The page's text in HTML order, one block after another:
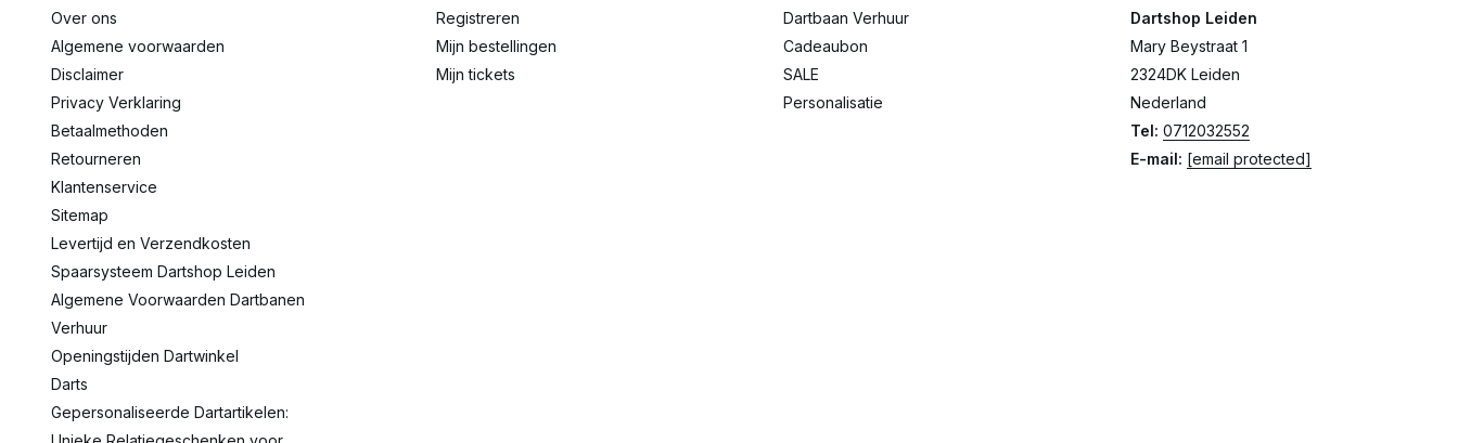
Over ons
Algemene voorwaarden
Disclaimer
Privacy Verklaring
Betaalmethoden
Retourneren
Klantenservice
Sitemap
Levertijd en Verzendkosten
Spaarsysteem Dartshop Leiden
Algemene Voorwaarden Dartbanen
Verhuur
Openingstijden Dartwinkel
Darts
Gepersonaliseerde Dartartikelen:
Registreren
Mijn bestellingen
Mijn tickets
Dartbaan Verhuur
Cadeaubon
SALE
Personalisatie
Dartshop Leiden
Mary Beystraat 1
2324DK Leiden
Nederland
Tel: 0712032552
E-mail: [email protected]